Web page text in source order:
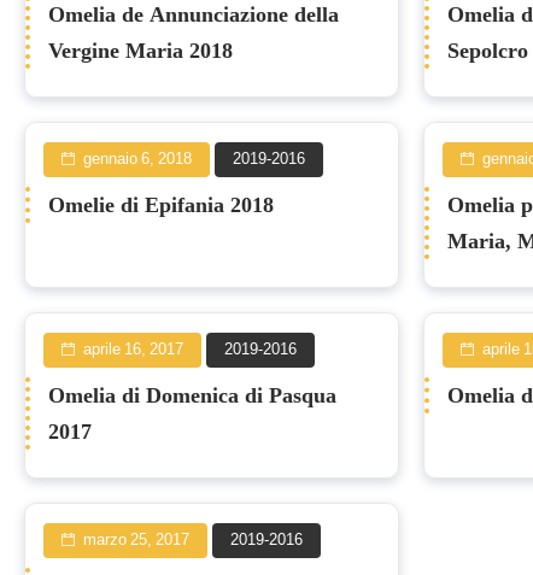
Omelia de Annunciazione della
Vergine Maria 2018
Omelia
Sepolcro
gennaio 6, 2018 2019-2016
Omelie di Epifania 2018
Omelia
Maria,
aprile 16, 2017 2019-2016
Omelia di Domenica di Pasqua
2017
aprile
Omelia
marzo 25, 2017 2019-2016